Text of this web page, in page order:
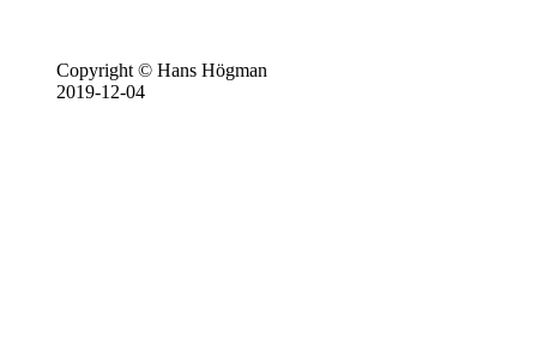
Copyright © Hans Högman
2019-12-04